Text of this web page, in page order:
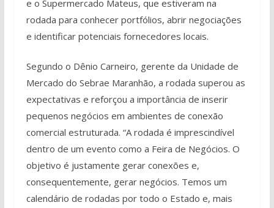
e o Supermercado Mateus, que estiveram na
rodada para conhecer portfólios, abrir negociações
e identificar potenciais fornecedores locais.
Segundo o Dênio Carneiro, gerente da Unidade de
Mercado do Sebrae Maranhão, a rodada superou as
expectativas e reforçou a importância de inserir
pequenos negócios em ambientes de conexão
comercial estruturada. “A rodada é imprescindível
dentro de um evento como a Feira de Negócios. O
objetivo é justamente gerar conexões e,
consequentemente, gerar negócios. Temos um
calendário de rodadas por todo o Estado e, mais